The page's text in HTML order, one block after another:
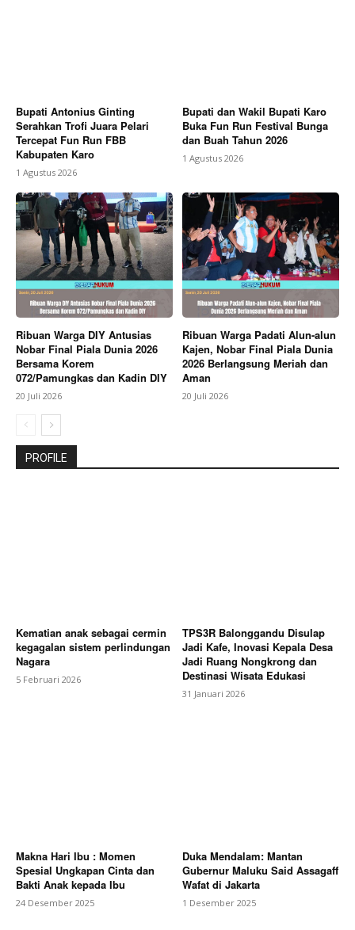
Bupati Antonius Ginting
Serahkan Trofi Juara Pelari
Tercepat Fun Run FBB
Kabupaten Karo
1 Agustus 2026
Bupati dan Wakil Bupati Karo
Buka Fun Run Festival Bunga
dan Buah Tahun 2026
1 Agustus 2026
Ribuan Warga DIY Antusias
Nobar Final Piala Dunia 2026
Bersama Korem
072/Pamungkas dan Kadin DIY
20 Juli 2026
Ribuan Warga Padati Alun-alun
Kajen, Nobar Final Piala Dunia
2026 Berlangsung Meriah dan
Aman
20 Juli 2026
PROFILE
Kematian anak sebagai cermin
kegagalan sistem perlindungan
Nagara
5 Februari 2026
TPS3R Balonggandu Disulap
Jadi Kafe, Inovasi Kepala Desa
Jadi Ruang Nongkrong dan
Destinasi Wisata Edukasi
31 Januari 2026
Makna Hari Ibu : Momen
Spesial Ungkapan Cinta dan
Bakti Anak kepada Ibu
24 Desember 2025
Duka Mendalam: Mantan
Gubernur Maluku Said Assagaff
Wafat di Jakarta
1 Desember 2025